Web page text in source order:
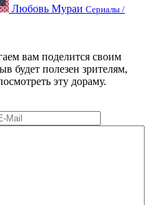
Любовь Мураи Сериалы /
вам поделится своим
будет полезен зрителям,
эту дораму.